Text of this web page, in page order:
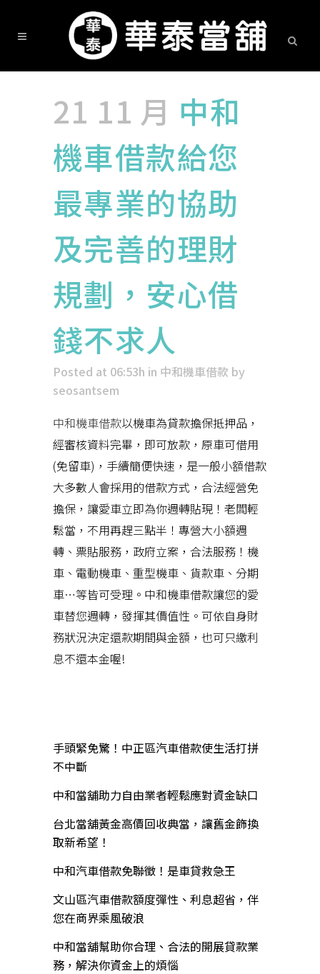
21 11 月 中和
機車借款給您
最專業的協助
及完善的理財
規劃，安心借
錢不求人
Posted at 06:53h in 中和機車借款 by
seosantsem
中和機車借款以機車為貸款擔保抵押品，
經審核資料完畢，即可放款，原車可借用
(免留車)，手續簡便快速，是一般小額借款
大多數人會採用的借款方式，合法經營免
擔保，讓愛車立即為你週轉貼現！老闆輕
鬆當，不用再趕三點半！專營大小額週
轉、票貼服務，政府立案，合法服務！機
車、電動機車、重型機車、貨款車、分期
車…等皆可受理。中和機車借款讓您的愛
車替您週轉，發揮其價值性。可依自身財
務狀況決定還款期間與金額，也可只繳利
息不還本金喔!
手頭緊免驚！中正區汽車借款使生活打拼
不中斷
中和當舖助力自由業者輕鬆應對資金缺口
台北當舖黃金高價回收典當，讓舊金飾換
取新希望！
中和汽車借款免聯徵！是車貸救急王
文山區汽車借款額度彈性、利息超省，伴
您在商界乘風破浪
中和當舖幫助你合理、合法的開展貸款業
務，解決你資金上的煩惱